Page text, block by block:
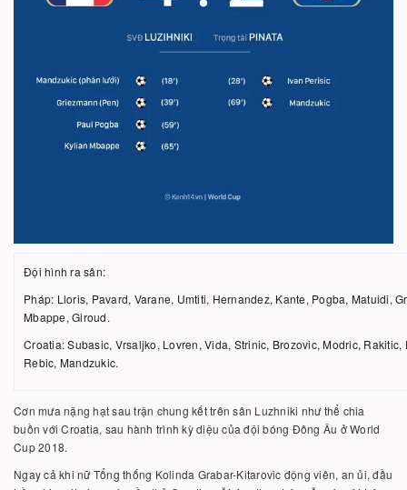
Đội hình ra sân:
Pháp: Lloris, Pavard, Varane, Umtiti, Hernandez, Kante, Pogba, Matuidi,
Mbappe, Giroud.
Croatia: Subasic, Vrsaljko, Lovren, Vida, Strinic, Brozovic, Modric, Rakitic,
Rebic, Mandzukic.
Cơn mưa nặng hạt sau trận chung kết trên sân Luzhniki như thể chia
buồn với Croatia, sau hành trình kỳ diệu của đội bóng Đông Âu ở World
Cup 2018.
Ngay cả khi nữ Tổng thống Kolinda Grabar-Kitarovic động viên, an ủi, đầu